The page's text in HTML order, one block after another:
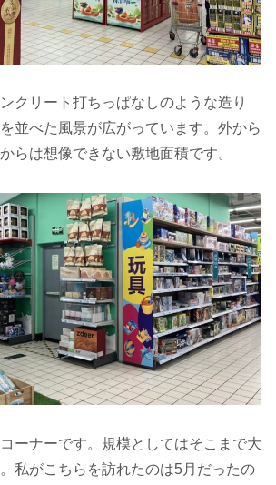
クリート打ちっぱなしのような造り
並べた風景が広がっています。外から
らは想像できない敷地面積です。
ーナーです。規模としてはそこまで大
私がこちらを訪れたのは5月だったの